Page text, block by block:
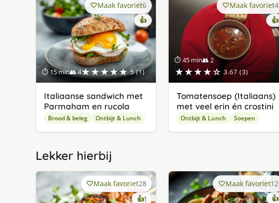
⏱ 15 min👥 4★★★★★ 5 (1)
Maak favoriet6
👍
Italiaanse sandwich met
Parmaham en rucola
Brood & beleg Ontbijt & Lunch
⏱ 45 min👥 2
★★★★☆ 3.67 (3)
Maak favoriet4
👍
Tomatensoep (Italiaans)
met veel erin én crostini
Ontbijt & Lunch Soepen
Lekker hierbij
Maak favoriet28
👍1keer
Maak favoriet12
👍